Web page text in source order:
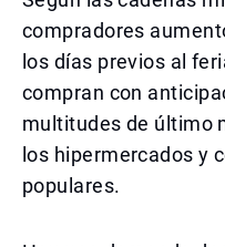
compradores
los días previos al
compran con
multitudes de último
los hipermercados y
populares.